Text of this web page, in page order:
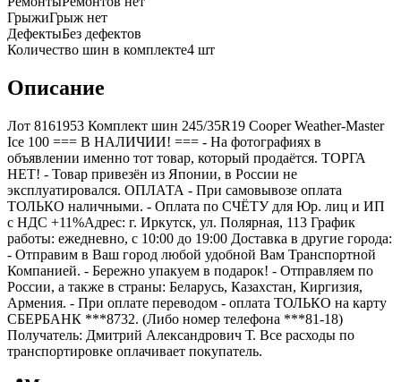
ГрыжиГрыж нет
ДефектыБез дефектов
Количество шин в комплекте4 шт
Описание
Лот 8161953 Комплект шин 245/35R19 Cooper Weather-Master
Ice 100 === B НАЛИЧИИ! === - На фотографиях в
объявлении именно тот товар, который продаётся. ТОРГА
НЕТ! - Товар привезён из Японии, в России не
эксплуатировался. ОПЛАТА - При самовывозе оплата
ТОЛЬКО наличными. - Оплата по СЧЁТУ для Юр. лиц и ИП
с НДС +11%Адрес: г. Иркутск, ул. Полярная, 113 График
работы: ежедневно, с 10:00 до 19:00 Доставка в другие города:
- Отправим в Ваш город любой удобной Вам Транспортной
Компанией. - Бережно упакуем в подарок! - Отправляем по
России, а также в страны: Беларусь, Казахстан, Киргизия,
Армения. - При оплате переводом - оплата ТОЛЬКО на карту
СБЕРБАНК ***8732. (Либо номер телефона ***81-18)
Получатель: Дмитрий Александрович Т. Все расходы по
транспортировке оплачивает покупатель.